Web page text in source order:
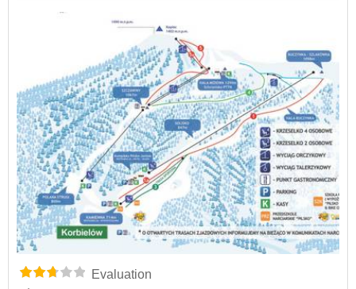
Evaluation